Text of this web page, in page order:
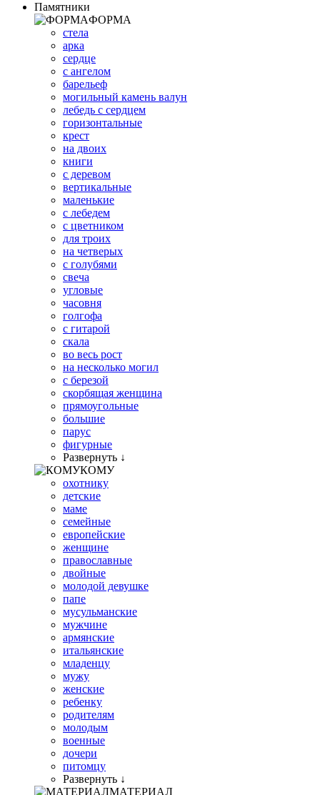
Памятники
ФОРМА
стела
арка
сердце
с ангелом
барельеф
могильный камень валун
лебедь с сердцем
горизонтальные
крест
на двоих
книги
с деревом
вертикальные
маленькие
с лебедем
с цветником
для троих
на четверых
с голубями
свеча
угловые
часовня
голгофа
с гитарой
скала
во весь рост
на несколько могил
с березой
скорбящая женщина
прямоугольные
большие
парус
фигурные
Развернуть ↓
КОМУ
охотнику
детские
маме
семейные
европейские
женщине
православные
двойные
молодой девушке
папе
мусульманские
мужчине
армянские
итальянские
младенцу
мужу
женские
ребенку
родителям
молодым
военные
дочери
питомцу
Развернуть ↓
МАТЕРИАЛ